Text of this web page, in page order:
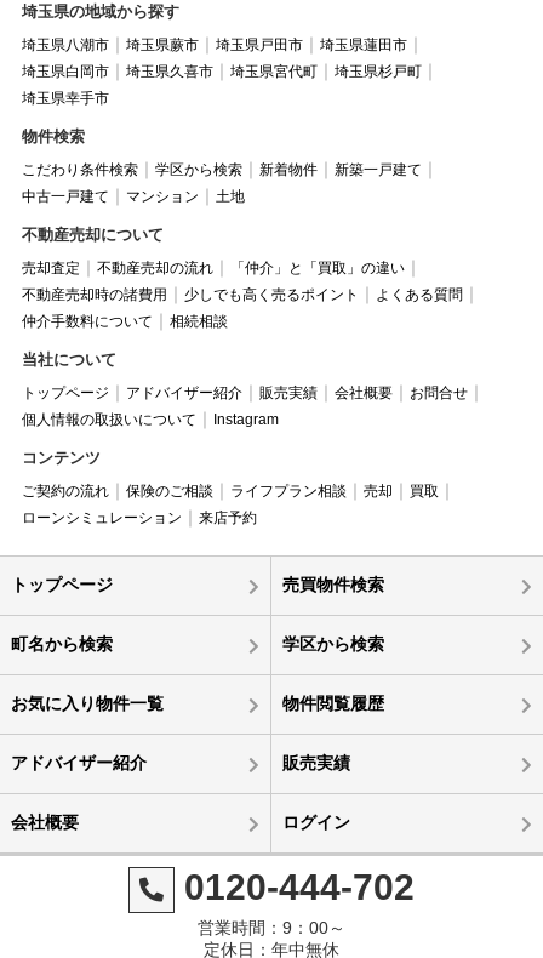
埼玉県の地域から探す
埼玉県八潮市 埼玉県蕨市 埼玉県戸田市
埼玉県蓮田市
埼玉県白岡市
埼玉県久喜市 埼玉県宮代町
埼玉県杉戸町
埼玉県幸手市
物件検索
こだわり条件検索 学区から検索 新着物件
新築一戸建て
中古一戸建て
マンション 土地
不動産売却について
売却査定 不動産売却の流れ
「仲介」と「買取」の違い
不動産売却時の諸費用
少しでも高く売るポイント
よくある質問
仲介手数料について
相続相談
当社について
トップページ アドバイザー紹介 販売実績 会社概要
お問合せ
個人情報の取扱いについて
Instagram
コンテンツ
ご契約の流れ 保険のご相談 ライフプラン相談 売却
買取
ローンシミュレーション
来店予約
トップページ 売買物件検索
町名から検索 学区から検索
お気に入り物件一覧 物件閲覧履歴
アドバイザー紹介 販売実績
会社概要 ログイン
0120-444-702
営業時間：9：00～
定休日：年中無休